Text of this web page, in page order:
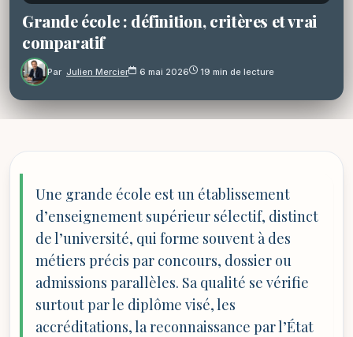
Grande école : définition, critères et vrai
comparatif
Par Julien Mercier 6 mai 2026 19 min de lecture
Une grande école est un établissement
d’enseignement supérieur sélectif, distinct
de l’université, qui forme souvent à des
métiers précis par concours, dossier ou
admissions parallèles. Sa qualité se vérifie
surtout par le diplôme visé, les
accréditations, la reconnaissance par l’État